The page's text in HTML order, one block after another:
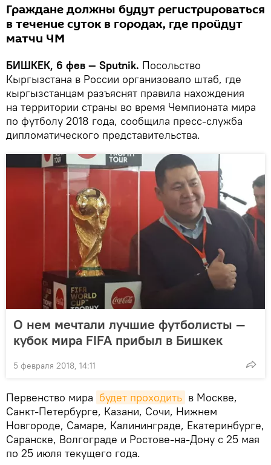
Граждане должны будут регистрироваться
в течение суток в городах, где пройдут
матчи ЧМ
БИШКЕК, 6 фев — Sputnik. Посольство
Кыргызстана в России организовало штаб, где
кыргызстанцам разъяснят правила нахождения
на территории страны во время Чемпионата мира
по футболу 2018 года, сообщила пресс-служба
дипломатического представительства.
О нем мечтали лучшие футболисты —
кубок мира FIFA прибыл в Бишкек
5 февраля 2018, 14:11
Первенство мира будет проходить в Москве,
Санкт-Петербурге, Казани, Сочи, Нижнем
Новгороде, Самаре, Калининграде, Екатеринбурге,
Саранске, Волгограде и Ростове-на-Дону с 25 мая
по 25 июля текущего года.